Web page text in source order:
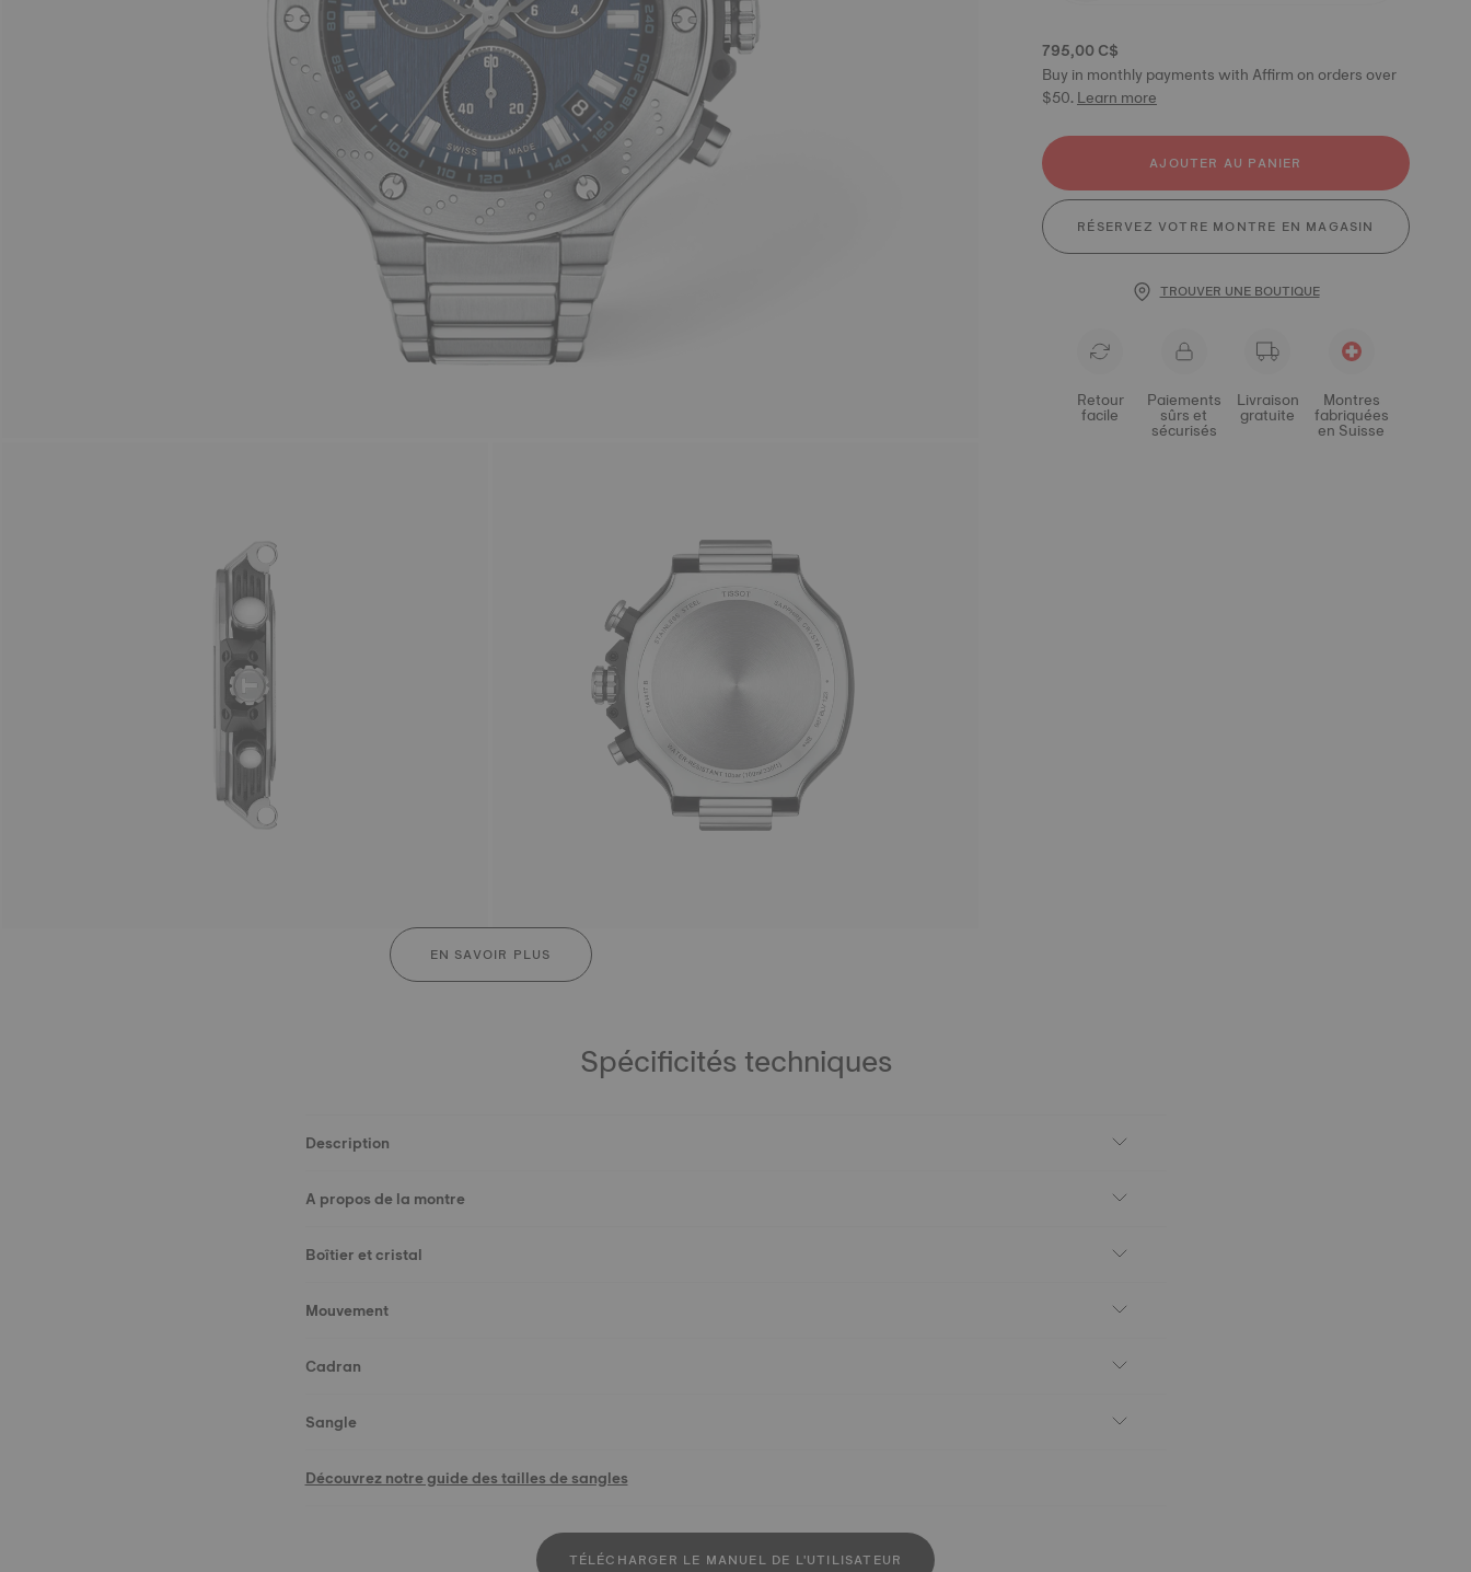
EN SAVOIR PLUS
795,00 C$
Buy in monthly payments with Affirm on orders over
$50.Learn more
AJOUTER AU PANIER
RÉSERVEZ VOTRE MONTRE EN MAGASIN
TROUVER UNE BOUTIQUE
Retour
facile
Paiements
sûrs et
sécurisés
Livraison
gratuite
Montres
fabriquées
en Suisse
Spécificités techniques
Description
A propos de la montre
Boîtier et cristal
Mouvement
Cadran
Sangle
Découvrez notre guide des tailles de sangles
TÉLÉCHARGER LE MANUEL DE L'UTILISATEUR